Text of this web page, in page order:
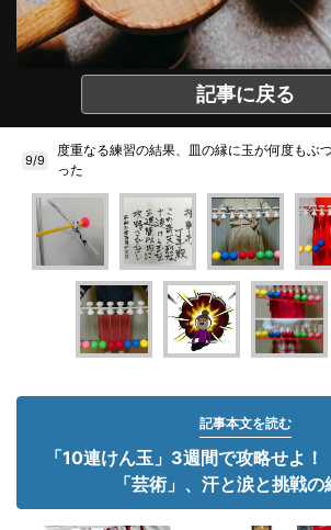
記事に戻る
9/9
度重なる練習の結果、皿の縁に玉が何度もぶ
った
記事本文を読む
「10連けん玉」3週間で攻略せよ
「芸術」、汗と涙と挑戦の